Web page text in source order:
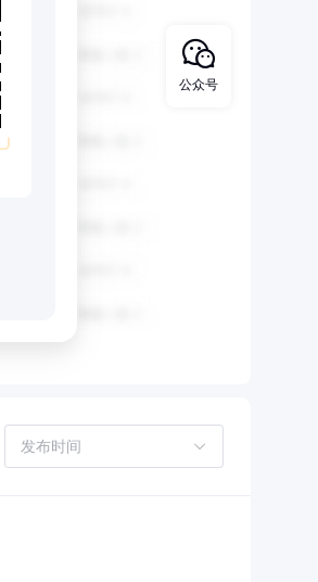
公众号